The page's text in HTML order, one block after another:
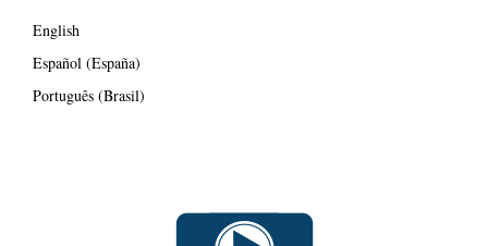
English
Español (España)
Português (Brasil)